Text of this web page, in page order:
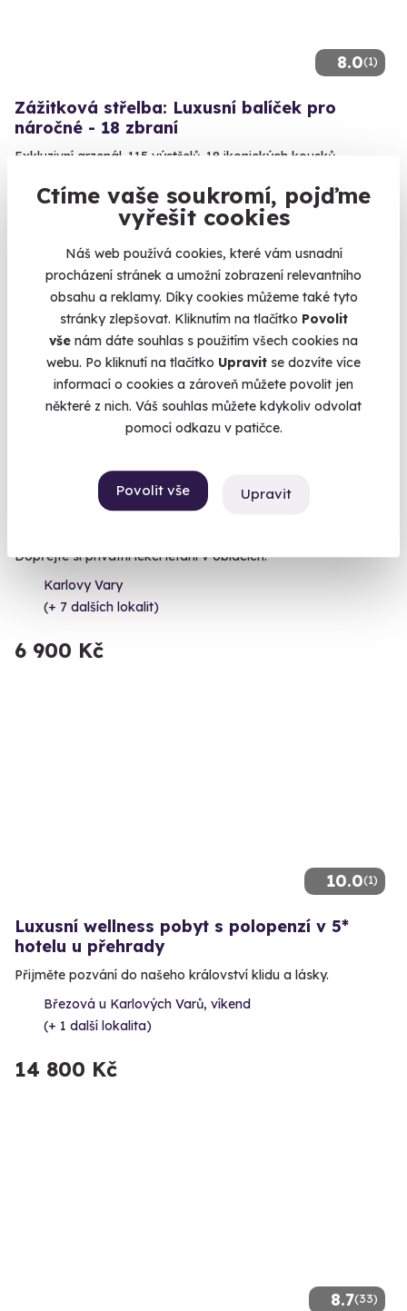
Ctíme vaše soukromí, pojďme
vyřešit cookies
Náš web používá cookies, které vám usnadní
procházení stránek a umožní zobrazení relevantního
obsahu a reklamy. Díky cookies můžeme také tyto
stránky zlepšovat. Kliknutím na tlačítko Povolit
vše nám dáte souhlas s použitím všech cookies na
webu. Po kliknutí na tlačítko Upravit se dozvíte více
informací o cookies a zároveň můžete povolit jen
některé z nich. Váš souhlas můžete kdykoliv odvolat
pomocí odkazu v patičce.
Povolit vše Upravit
8.0(1)
Zážitková střelba: Luxusní balíček pro
náročné - 18 zbraní
Exkluzivní arzenál. 115 výstřelů. 18 ikonických kousků.
Lomnice (okres Sokolov)
(+ 28 dalších lokalit)
3 999 Kč
Doporučujeme
Dopřejte si privátní lekci létání v oblacích.
Karlovy Vary
(+ 7 dalších lokalit)
6 900 Kč
10.0(1)
Luxusní wellness pobyt s polopenzí v 5*
hotelu u přehrady
Přijměte pozvání do našeho království klidu a lásky.
Březová u Karlových Varů, víkend
(+ 1 další lokalita)
14 800 Kč
8.7(33)